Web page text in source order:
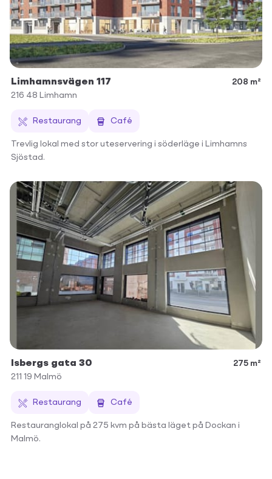
Limhamnsvägen 117
208 m²
216 48 Limhamn
Restaurang Café
Trevlig lokal med stor uteservering i söderläge i Limhamns
Sjöstad.
Isbergs gata 30
275 m²
211 19 Malmö
Restaurang Café
Restauranglokal på 275 kvm på bästa läget på Dockan i
Malmö.